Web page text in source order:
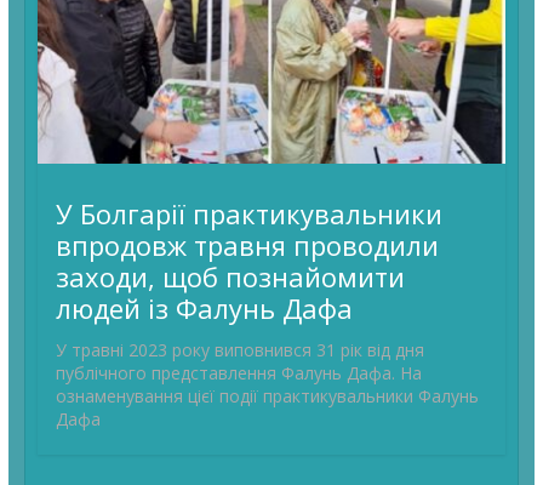
У Болгарії практикувальники
впродовж травня проводили
заходи, щоб познайомити
людей із Фалунь Дафа
У травні 2023 року виповнився 31 рік від дня
публічного представлення Фалунь Дафа. На
ознаменування цієї події практикувальники Фалунь
Дафа